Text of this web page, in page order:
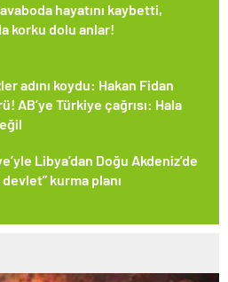
hayatını kaybetti,
korku dolu anlar!
adını koydu: Hakan Fidan
AB’ye Türkiye çağrısı: Hala
Libya’dan Doğu Akdeniz’de
kurma planı